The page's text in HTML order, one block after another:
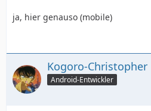
ja, hier genauso (mobile)
Kogoro-Christopher
Android-Entwickler